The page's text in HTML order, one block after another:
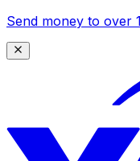
Send money to over